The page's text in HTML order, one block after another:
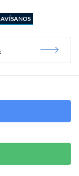
AVÍSANOS